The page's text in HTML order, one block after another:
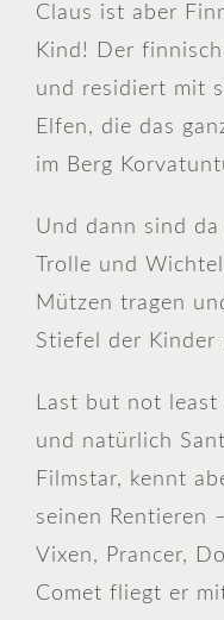
Claus ist aber
Kind! Der
und residiert mit
Elfen, die das
im Berg
Und dann sind
Trolle und
Mützen tragen
Stiefel der Kinder
Last but not least
und natürlich
Filmstar, kennt
seinen Rentieren
Vixen, Prancer,
Comet fliegt er